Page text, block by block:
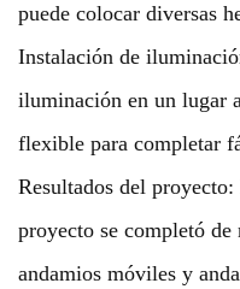
puede colocar diversas
Instalación de
iluminación en un lugar
flexible para completar
Resultados del
proyecto se completó
andamios móviles y